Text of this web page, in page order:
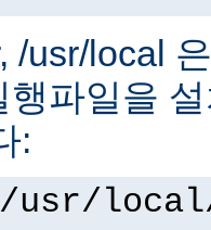
/usr/local
행파일을
: